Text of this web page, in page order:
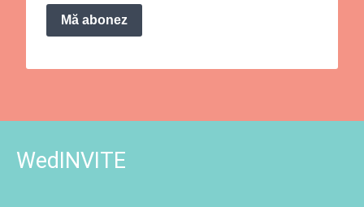
Mă abonez
WedINVITE